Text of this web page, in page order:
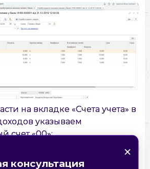
на вкладке «Счета учета» в
указываем
счет «00»:
××
консультация